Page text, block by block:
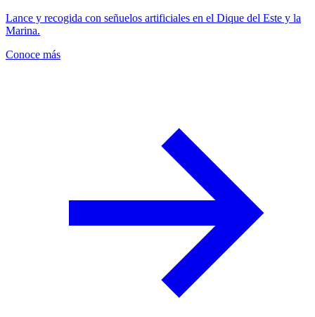
Lance y recogida con señuelos artificiales en el Dique del Este y la
Marina.
Conoce más